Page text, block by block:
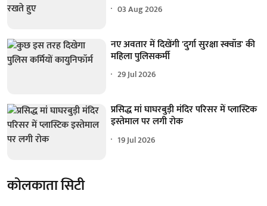
03 Aug 2026
नए अवतार में दिखेंगी 'दुर्गा सुरक्षा स्क्वॉड' की
महिला पुलिसकर्मी
29 Jul 2026
प्रसिद्ध मां घाघरबुड़ी मंदिर परिसर में प्लास्टिक
इस्तेमाल पर लगी रोक
19 Jul 2026
कोलकाता सिटी